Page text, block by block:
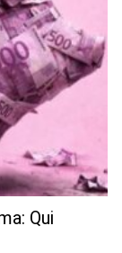
Qui